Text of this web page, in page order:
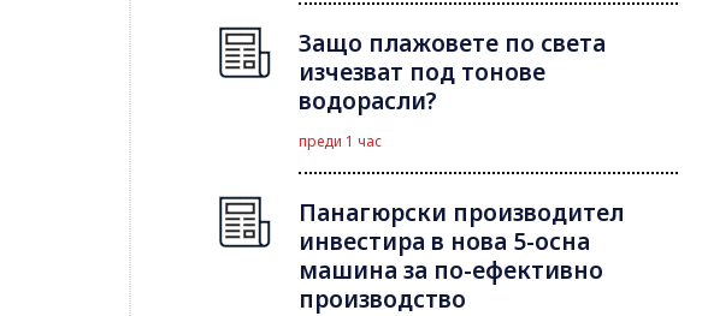
Защо плажовете по света
изчезват под тонове
водорасли?
преди 1 час
Панагюрски производител
инвестира в нова 5-осна
машина за по-ефективно
производство